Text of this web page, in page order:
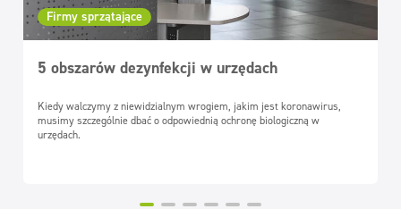
Firmy sprzątające
5 obszarów dezynfekcji w urzędach
Kiedy walczymy z niewidzialnym wrogiem, jakim jest koronawirus,
musimy szczególnie dbać o odpowiednią ochronę biologiczną w
urzędach.